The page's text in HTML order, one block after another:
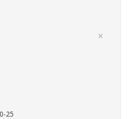
×
25